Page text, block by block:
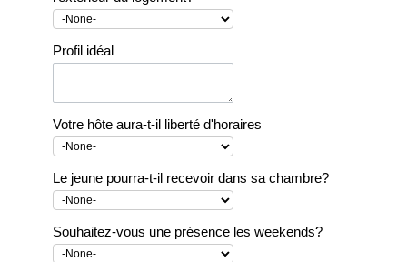
Profil idéal
Votre hôte aura-t-il liberté d'horaires
Le jeune pourra-t-il recevoir dans sa chambre?
Souhaitez-vous une présence les weekends?